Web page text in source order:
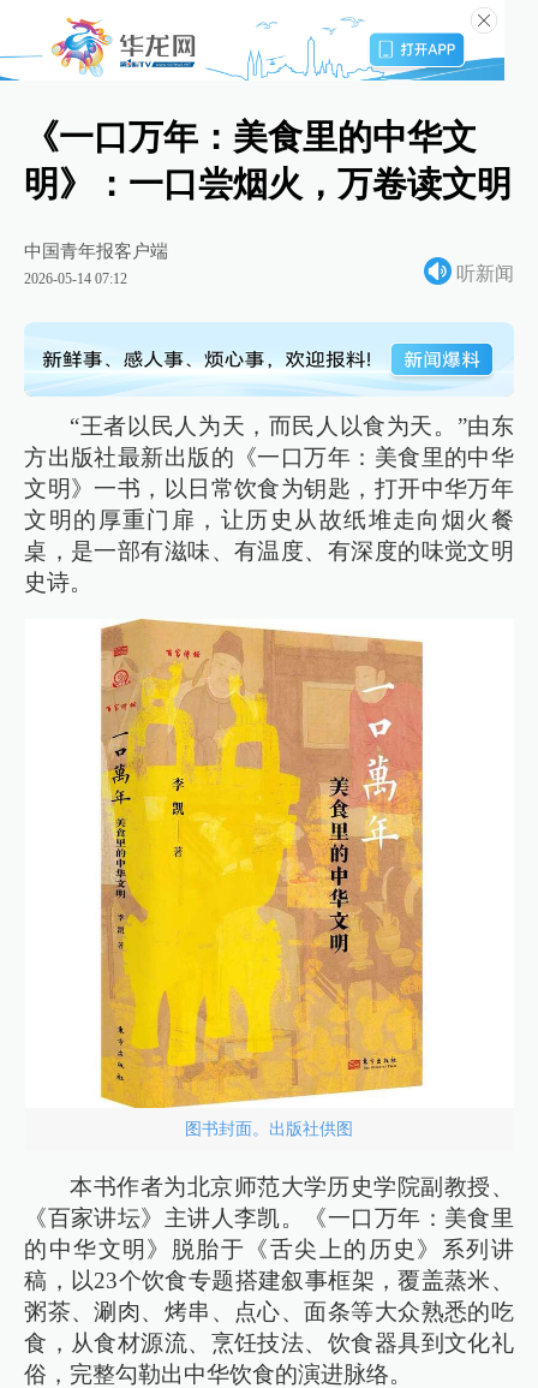
《一口万年：美食里的中华文
明》：一口尝烟火，万卷读文明
中国青年报客户端
2026-05-14 07:12 听新闻
“王者以民人为天，而民人以食为天。”由东
方出版社最新出版的《一口万年：美食里的中华
文明》一书，以日常饮食为钥匙，打开中华万年
文明的厚重门扉，让历史从故纸堆走向烟火餐
桌，是一部有滋味、有温度、有深度的味觉文明
史诗。
图书封面。出版社供图
本书作者为北京师范大学历史学院副教授、
《百家讲坛》主讲人李凯。《一口万年：美食里
的中华文明》脱胎于《舌尖上的历史》系列讲
稿，以23个饮食专题搭建叙事框架，覆盖蒸米、
粥茶、涮肉、烤串、点心、面条等大众熟悉的吃
食，从食材源流、烹饪技法、饮食器具到文化礼
俗，完整勾勒出中华饮食的演进脉络。